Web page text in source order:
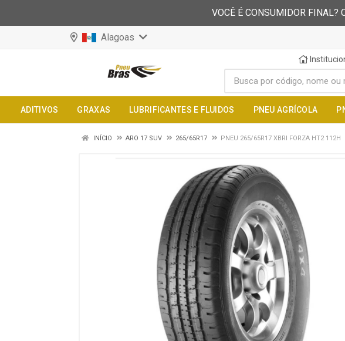
VOCÊ É CONSUMIDOR FINAL?
Alagoas
ADITIVOS GRAXAS LUBRIFICANTES E FLUIDOS PNEU AGRÍCOLA
INÍCIO ARO 17 SUV 265/65R17 PNEU 265/65R17 XBRI FORZA HT2 112H